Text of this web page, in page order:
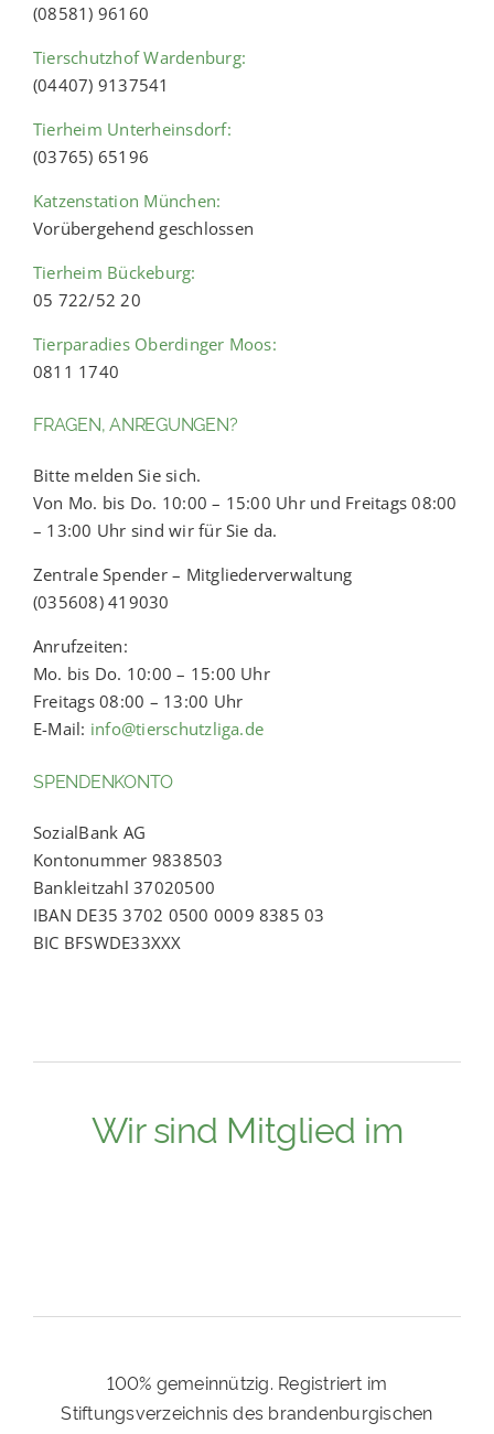
(08581) 96160
Tierschutzhof Wardenburg:
(04407) 9137541
Tierheim Unterheinsdorf:
(03765) 65196
Katzenstation München:
Vorübergehend geschlossen
Tierheim Bückeburg:
05 722/52 20
Tierparadies Oberdinger Moos:
0811 1740
FRAGEN, ANREGUNGEN?
Bitte melden Sie sich.
Von Mo. bis Do. 10:00 – 15:00 Uhr und Freitags 08:00
– 13:00 Uhr sind wir für Sie da.
Zentrale Spender – Mitgliederverwaltung
(035608) 419030
Anrufzeiten:
Mo. bis Do. 10:00 – 15:00 Uhr
Freitags 08:00 – 13:00 Uhr
E-Mail: info@tierschutzliga.de
SPENDENKONTO
SozialBank AG
Kontonummer 9838503
Bankleitzahl 37020500
IBAN DE35 3702 0500 0009 8385 03
BIC BFSWDE33XXX
Wir sind Mitglied im
100% gemeinnützig. Registriert im
Stiftungsverzeichnis des brandenburgischen